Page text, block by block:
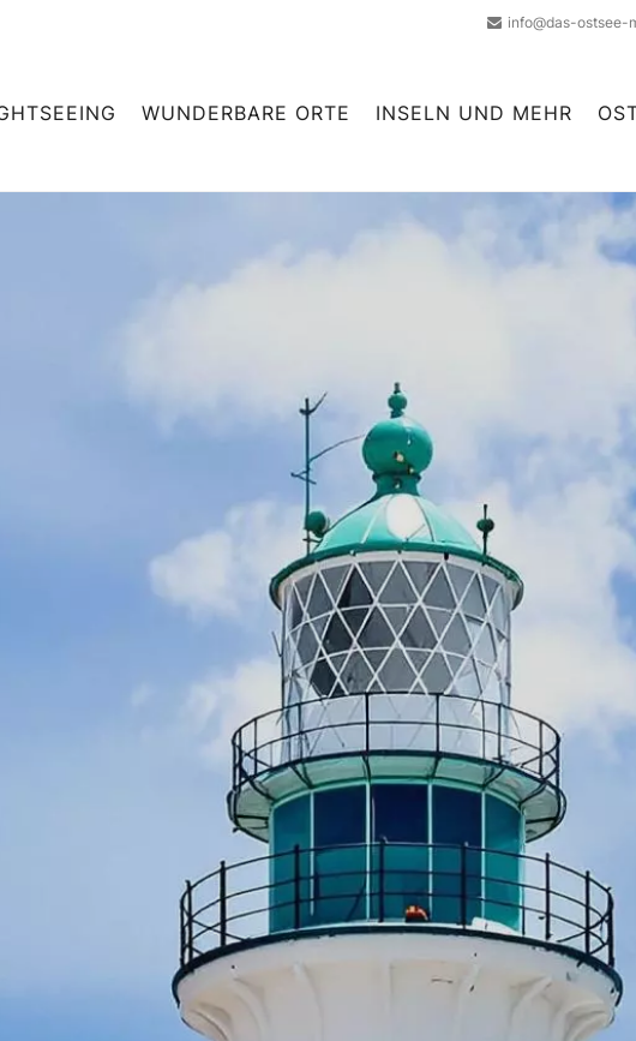
info@das-ostsee-
WUNDERBARE ORTE INSELN UND MEHR